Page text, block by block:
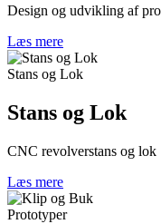
Design og udvikling af
Læs mere
Stans og Lok
Stans og Lok
CNC revolverstans og lok
Læs mere
Prototyper